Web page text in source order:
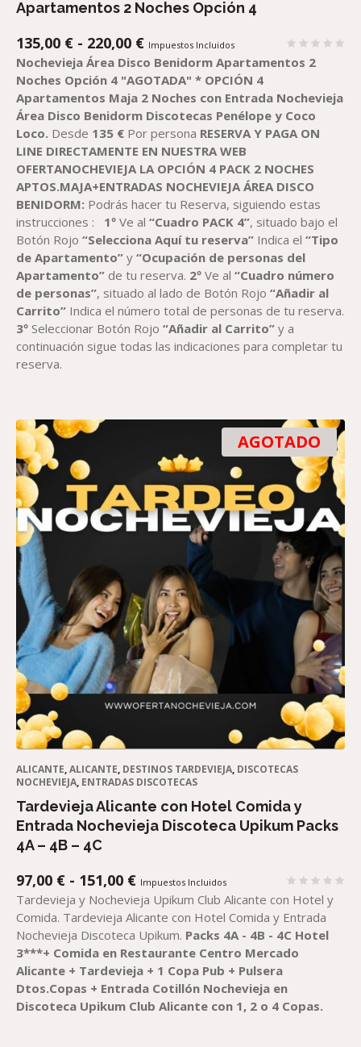
Apartamentos 2 Noches Opción 4
135,00 € - 220,00 €RANGO
DE
PRECIOS:
DESDE
135,00 €
HASTA
220,00 €
Impuestos Incluidos
Nochevieja Área Disco Benidorm Apartamentos 2
Noches Opción 4 "AGOTADA" * OPCIÓN 4
Apartamentos Maja 2 Noches con Entrada Nochevieja
Área Disco Benidorm Discotecas Penélope y Coco
Loco. Desde 135 € Por persona RESERVA Y PAGA ON
LINE DIRECTAMENTE EN NUESTRA WEB
OFERTANOCHEVIEJA LA OPCIÓN 4 PACK 2 NOCHES
APTOS.MAJA+ENTRADAS NOCHEVIEJA ÁREA DISCO
BENIDORM: Podrás hacer tu Reserva, siguiendo estas
instrucciones :
1ºVe al “Cuadro PACK 4”, situado bajo el
Botón Rojo“Selecciona Aquí tu reserva” Indica el“Tipo
de Apartamento” y“Ocupación de personas del
Apartamento” de tu reserva. 2ºVe al “Cuadro número
de personas”, situado al lado de Botón Rojo“Añadir al
Carrito” Indica el número total de personas de tu reserva.
3º Seleccionar Botón Rojo“Añadir al Carrito” y a
continuación sigue todas las indicaciones para completar tu
reserva.
AGOTADO
ALICANTE,ALICANTE, DESTINOS TARDEVIEJA, DISCOTECAS
NOCHEVIEJA, ENTRADAS DISCOTECAS
Tardevieja Alicante con Hotel Comida y
Entrada Nochevieja Discoteca Upikum Packs
4A – 4B – 4C
97,00 € - 151,00 €RANGO
DE
PRECIOS:
DESDE
97,00 €
HASTA
151,00 €
Impuestos Incluidos
Tardevieja y Nochevieja Upikum Club Alicante con Hotel y
Comida. Tardevieja Alicante con Hotel Comida y Entrada
Nochevieja Discoteca Upikum. Packs 4A - 4B - 4C Hotel
3***+ Comida en Restaurante Centro Mercado
Alicante + Tardevieja + 1 Copa Pub + Pulsera
Dtos.Copas + Entrada Cotillón Nochevieja en
Discoteca Upikum Club Alicante con 1, 2 o 4 Copas.